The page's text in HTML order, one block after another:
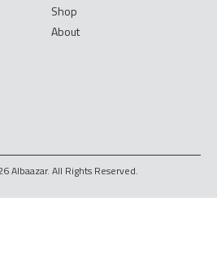
Shop
About
Albaazar. All Rights Reserved.